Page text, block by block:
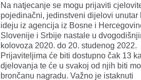
Na natjecanje se mogu prijaviti
pojedinačni, jedinstveni dijelovi
ideju iz agencija iz Bosne i
Slovenije i Srbije nastale u
kolovoza 2020. do 20. studenog 2022.
Prijaviteljima će biti dostupno čak 13
djelovanja te će u svakoj od njih biti
brončanu nagradu. Važno je istaknuti